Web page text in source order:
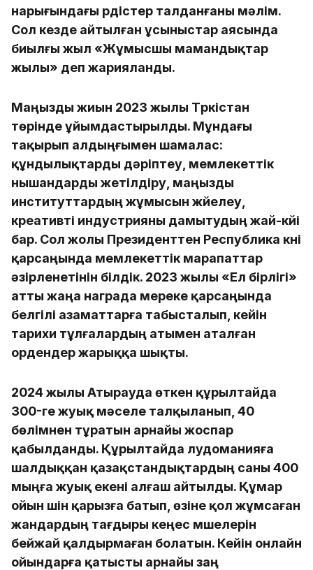
нарығындағы үрдістер талданғаны мәлім.
Сол кезде айтылған ұсыныстар аясында
биылғы жыл «Жұмысшы мамандықтар
жылы» деп жарияланды.
Маңызды жиын 2023 жылы Түркістан
төрінде ұйымдастырылды. Мұндағы
тақырып алдыңғымен шамалас:
құндылықтарды дәріптеу, мемлекеттік
нышандарды жетілдіру, маңызды
институттардың жұмысын жүйелеу,
креативті индустрияны дамытудың жай-күйі
бар. Сол жолы Президенттен Республика күні
қарсаңында мемлекеттік марапаттар
әзірленетінін білдік. 2023 жылы «Ел бірлігі»
атты жаңа награда мереке қарсаңында
белгілі азаматтарға табысталып, кейін
тарихи тұлғалардың атымен аталған
ордендер жарыққа шықты.
2024 жылы Атырауда өткен құрылтайда
300-ге жуық мәселе талқыланып, 40
бөлімнен тұратын арнайы жоспар
қабылданды. Құрылтайда лудоманияға
шалдыққан қазақстандықтардың саны 400
мыңға жуық екені алғаш айтылды. Құмар
ойын үшін қарызға батып, өзіне қол жұмсаған
жандардың тағдыры кеңес мүшелерін
бейжай қалдырмаған болатын. Кейін онлайн
ойындарға қатысты арнайы заң